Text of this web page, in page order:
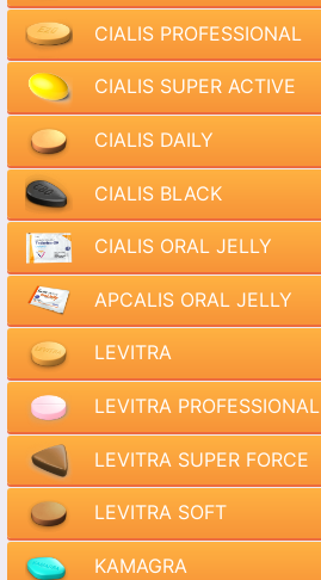
CIALIS PROFESSIONAL
CIALIS SUPER ACTIVE
CIALIS DAILY
CIALIS BLACK
CIALIS ORAL JELLY
APCALIS ORAL JELLY
LEVITRA
LEVITRA PROFESSIONAL
LEVITRA SUPER FORCE
LEVITRA SOFT
KAMAGRA